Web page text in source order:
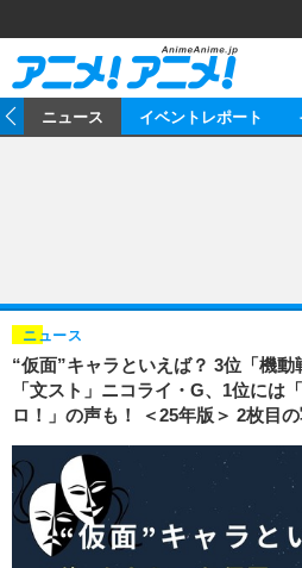
ゲーム
イベント
海外イベント
俳優・タレント
ビジネス
アニメ
書評
ゲーム
動画
アニメ
アニメ！アニメ！TV
連載・コラム
ニュース イベントレポート
“仮面”キャラといえば？ 3位「機
「文スト」ニコライ・G、1位には
ロ！」の声も！ ＜25年版＞ 2枚目
ニュース